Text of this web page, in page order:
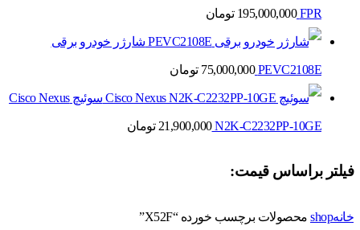
FPR
195,000,000 تومان
شارژر خودرو برقی
PEVC2108E
75,000,000 تومان
سوئیچ Cisco Nexus
N2K-C2232PP-10GE
21,900,000 تومان
فیلتر براساس قیمت:
خانهshop محصولات برچسب خورده “X52F”